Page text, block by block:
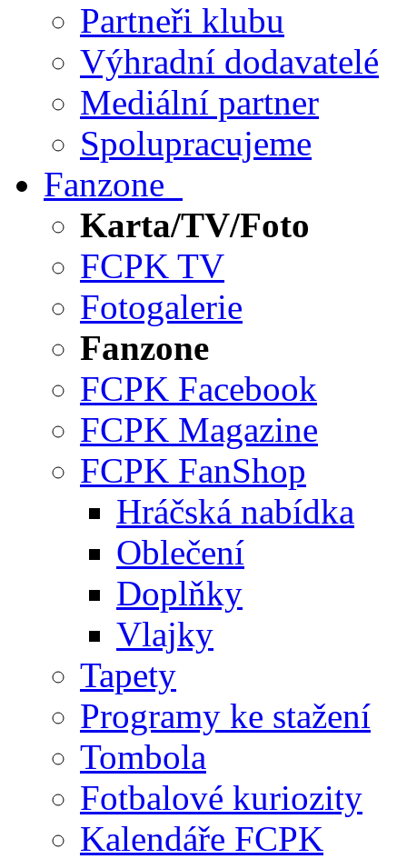
Partneři klubu
Výhradní dodavatelé
Mediální partner
Spolupracujeme
Fanzone
Karta/TV/Foto
FCPK TV
Fotogalerie
Fanzone
FCPK Facebook
FCPK Magazine
FCPK FanShop
Hráčská nabídka
Oblečení
Doplňky
Vlajky
Tapety
Programy ke stažení
Tombola
Fotbalové kuriozity
Kalendáře FCPK